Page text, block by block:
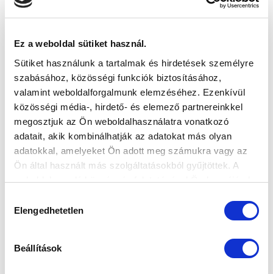
Ez a weboldal sütiket használ.
Sütiket használunk a tartalmak és hirdetések személyre
szabásához, közösségi funkciók biztosításához,
valamint weboldalforgalmunk elemzéséhez. Ezenkívül
közösségi média-, hirdető- és elemező partnereinkkel
megosztjuk az Ön weboldalhasználatra vonatkozó
adatait, akik kombinálhatják az adatokat más olyan
adatokkal, amelyeket Ön adott meg számukra vagy az
Ön által használt más szolgáltatásokból gyűjtöttek. A
weboldalon való böngészés folytatásával Ön hozzájárul a
kiválasztása
Elengedhetetlen
Beállítások
PORTRÉ GROPPIONIRÓL (VIDEÓ)
2022-11-08
Az MTK TV riportja korábbi kapusunkról és jelenlegi
kapusedzőnkről, Federico Gro...